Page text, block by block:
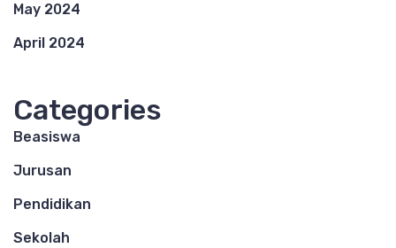
May 2024
April 2024
Categories
Beasiswa
Jurusan
Pendidikan
Sekolah